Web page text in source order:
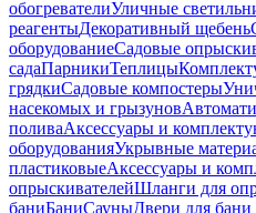
обогревателиУличные
реагентыДекоративный щебень
оборудованиеСадовые
садаПарникиТеплицы
грядкиСадовые компостеры
насекомых и грызунов
поливаАксессуары и
оборудованияУкрывные
пластиковыеАксессуары и
опрыскивателейШланги для
баниБаниСауныДвери для